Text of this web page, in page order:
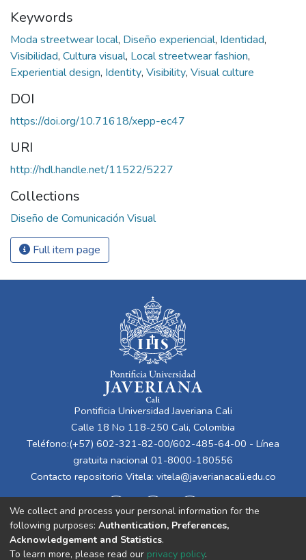
Keywords
Moda streetwear local, Diseño experiencial, Identidad,
Visibilidad, Cultura visual, Local streetwear fashion,
Experiential design, Identity, Visibility, Visual culture
DOI
https://doi.org/10.71618/xepp-ec47
URI
http://hdl.handle.net/11522/5227
Collections
Diseño de Comunicación Visual
Full item page
Pontificia Universidad Javeriana Cali
Calle 18 No 118-250 Cali, Colombia
Teléfono:(+57) 602-321-82-00/602-485-64-00 - Línea
gratuita nacional 01-8000-180556
Contacto repositorio Vitela: vitela@javerianacali.edu.co
We collect and process your personal information for the
following purposes: Authentication, Preferences,
Acknowledgement and Statistics.
To learn more, please read our privacy policy.